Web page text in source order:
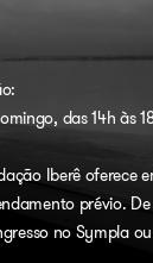
das 14h às
Iberê oferece
prévio.
no Symplaou